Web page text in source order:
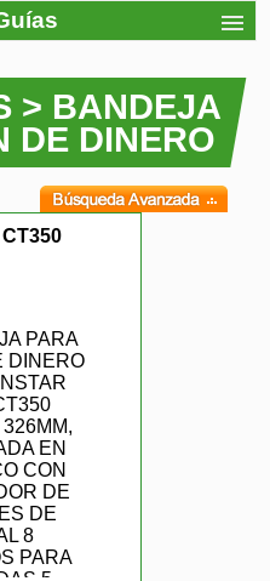
> BANDEJA
DE DINERO
CT350